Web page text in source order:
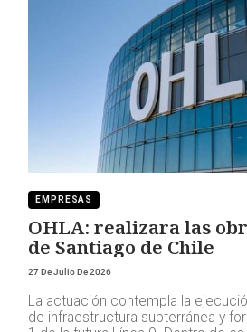
EMPRESAS
OHLA: realizara las
de Santiago de Chile
27 De Julio De 2026
La actuación contempla la
de infraestructura subterránea y